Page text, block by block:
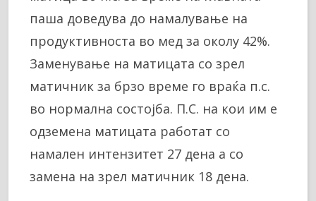
паша доведува до намалување на
продуктивноста во мед за околу 42%.
Заменување на матицата со зрел
матичник за брзо време го враќа п.с.
во нормална состојба. П.С. на кои им е
одземена матицата работат со
намален интензитет 27 дена а со
замена на зрел матичник 18 дена.